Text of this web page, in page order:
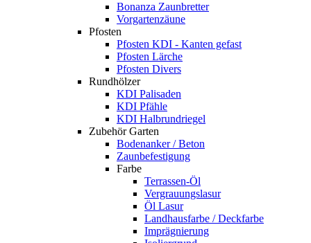
Bonanza Zaunbretter
Vorgartenzäune
Pfosten
Pfosten KDI - Kanten gefast
Pfosten Lärche
Pfosten Divers
Rundhölzer
KDI Palisaden
KDI Pfähle
KDI Halbrundriegel
Zubehör Garten
Bodenanker / Beton
Zaunbefestigung
Farbe
Terrassen-Öl
Vergrauungslasur
Öl Lasur
Landhausfarbe / Deckfarbe
Imprägnierung